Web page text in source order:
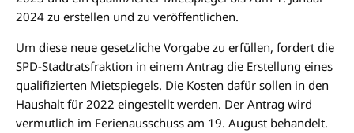
2024 zu erstellen und zu veröffentlichen.
Um diese neue gesetzliche Vorgabe zu erfüllen, fordert die
SPD-Stadtratsfraktion in einem Antrag die Erstellung eines
qualifizierten Mietspiegels. Die Kosten dafür sollen in den
Haushalt für 2022 eingestellt werden. Der Antrag wird
vermutlich im Ferienausschuss am 19. August behandelt.